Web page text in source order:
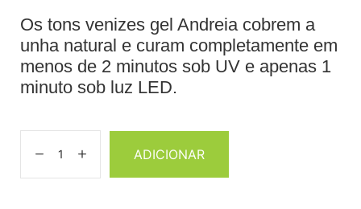
Os tons venizes gel Andreia cobrem a
unha natural e curam completamente em
menos de 2 minutos sob UV e apenas 1
minuto sob luz LED.
ADICIONAR